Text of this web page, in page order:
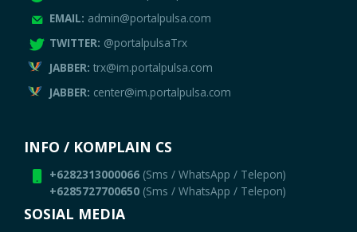
EMAIL: admin@portalpulsa.com
TWITTER: @portalpulsaTrx
JABBER:trx@im.portalpulsa.com
JABBER: center@im.portalpulsa.com
INFO / KOMPLAIN CS
+6282313000066 (Sms / WhatsApp / Telepon)
+6285727700650 (Sms / WhatsApp / Telepon)
SOSIAL MEDIA